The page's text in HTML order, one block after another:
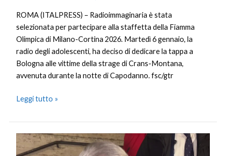
ROMA (ITALPRESS) – Radioimmaginaria è stata
selezionata per partecipare alla staffetta della Fiamma
Olimpica di Milano-Cortina 2026. Martedì 6 gennaio, la
radio degli adolescenti, ha deciso di dedicare la tappa a
Bologna alle vittime della strage di Crans-Montana,
avvenuta durante la notte di Capodanno. fsc/gtr
Leggi tutto »
Venezuela,
Tajani